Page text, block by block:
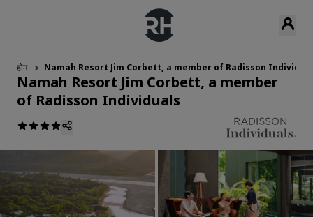
होम Namah Resort Jim Corbett, a member of Radisson
Namah Resort Jim Corbett, a member
of Radisson Individuals